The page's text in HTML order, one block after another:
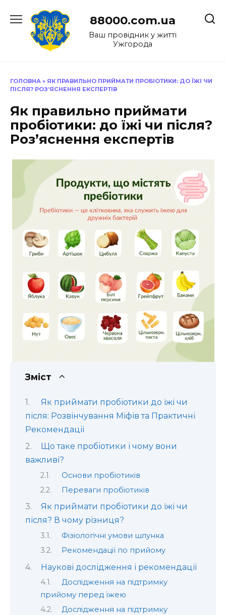
до
88000.com.ua
Ваш провідник у житті
Ужгорода
ГОЛОВНА » ЯК ПРАВИЛЬНО ПРИЙМАТИ ПРОБІОТИКИ: ДО ЇЖІ ЧИ
ПІСЛЯ? РОЗ’ЯСНЕННЯ ЕКСПЕРТІВ
Як правильно приймати
пробіотики: до їжі чи після?
Роз’яснення експертів
Зміст
Як приймати пробіотики до їжі чи
після: Розвінчування Міфів та Практичні
Рекомендації
Що таке пробіотики і чому вони
важливі?
Основи пробіотиків
Переваги пробіотиків
Як приймати пробіотики до їжі чи
після? В чому різниця?
Фізіологічні умови шлунка
Рекомендації по прийому
Наукові дослідження і рекомендації
Дослідження на підтримку
прийому перед їжею
Дослідження на підтримку